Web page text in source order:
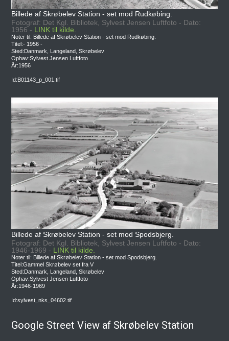
Billede af Skrøbelev Station - set mod Rudkøbing.
Fotograf: Det Kgl. Bibliotek, Sylvest Jensen Luftfoto - Dato:
1956 - LINK til kilde.
Noter til: Billede af Skrøbelev Station - set mod Rudkøbing.
Titel:- 1956 -
Sted:Danmark, Langeland, Skrøbelev
Ophav:Sylvest Jensen Luftfoto
År:1956
Id:B01143_p_001.tif
Billede af Skrøbelev Station - set mod Spodsbjerg.
Fotograf: Det Kgl. Bibliotek, Sylvest Jensen Luftfoto - Dato:
1946-1969 - LINK til kilde.
Noter til: Billede af Skrøbelev Station - set mod Spodsbjerg.
Titel:Gammel Skrøbelev set fra V
Sted:Danmark, Langeland, Skrøbelev
Ophav:Sylvest Jensen Luftfoto
År:1946-1969
Id:sylvest_nks_04602.tif
Google Street View af Skrøbelev Station